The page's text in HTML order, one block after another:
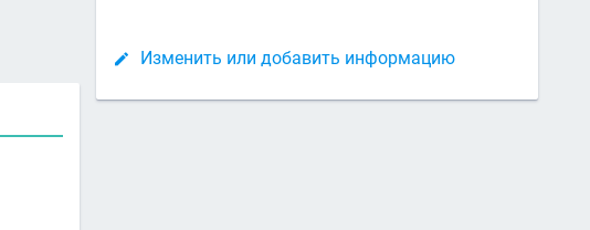
 Изменить или добавить информацию